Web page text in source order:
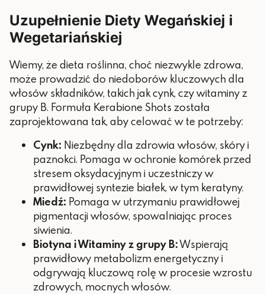
Uzupełnienie Diety Wegańskiej i
Wegetariańskiej
Wiemy, że dieta roślinna, choć niezwykle zdrowa,
może prowadzić do niedoborów kluczowych dla
włosów składników, takich jak cynk, czy witaminy z
grupy B. Formuła Kerabione Shots została
zaprojektowana tak, aby celować w te potrzeby:
Cynk: Niezbędny dla zdrowia włosów, skóry i
paznokci. Pomaga w ochronie komórek przed
stresem oksydacyjnym i uczestniczy w
prawidłowej syntezie białek, w tym keratyny.
Miedź: Pomaga w utrzymaniu prawidłowej
pigmentacji włosów, spowalniając proces
siwienia.
Biotyna i Witaminy z grupy B:Wspierają
prawidłowy metabolizm energetyczny i
odgrywają kluczową rolę w procesie wzrostu
zdrowych, mocnych włosów.